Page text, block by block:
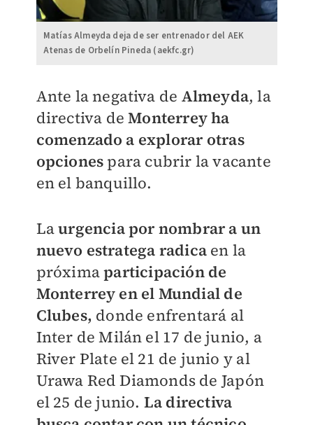
Matías Almeyda deja de ser entrenador del AEK
Atenas de Orbelín Pineda (aekfc.gr)
​Ante la negativa de Almeyda, la
directiva deMonterreyha
comenzado a explorar otras
opciones para cubrir la vacante
en el banquillo.
Laurgencia por nombrar a un
nuevo estratega radica en la
próximaparticipación de
Monterrey en el Mundial de
Clubes, donde enfrentará al
Inter de Milán el 17 de junio, a
River Plate el 21 de junio y al
Urawa Red Diamonds de Japón
el 25 de junio. La directiva